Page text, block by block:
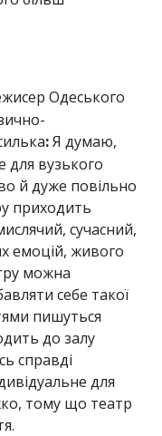
Одеського
: Я думаю,
для вузького
й дуже повільно
приходить
сучасний,
емоцій, живого
можна
себе такої
пишуться
до залу
справді
для
тому що театр